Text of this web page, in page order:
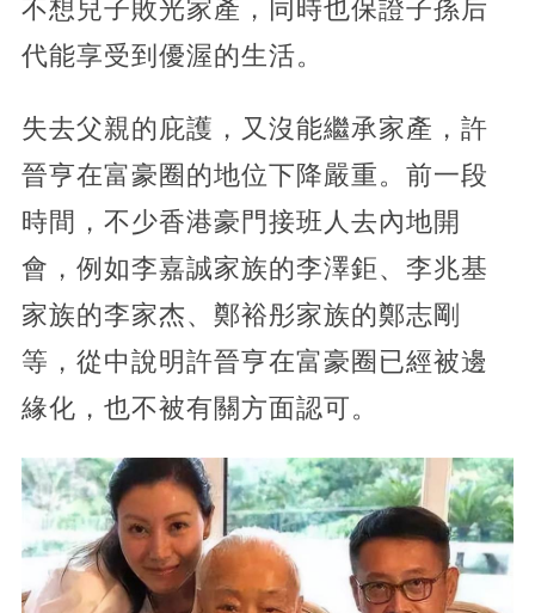
不想兒子敗光家產，同時也保證子孫后
代能享受到優渥的生活。
失去父親的庇護，又沒能繼承家產，許
晉亨在富豪圈的地位下降嚴重。前一段
時間，不少香港豪門接班人去內地開
會，例如李嘉誠家族的李澤鉅、李兆基
家族的李家杰、鄭裕彤家族的鄭志剛
等，從中說明許晉亨在富豪圈已經被邊
緣化，也不被有關方面認可。